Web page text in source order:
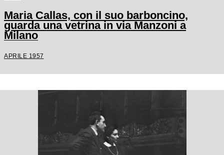
Maria Callas, con il suo barboncino,
guarda una vetrina in via Manzoni a
Milano
APRILE 1957